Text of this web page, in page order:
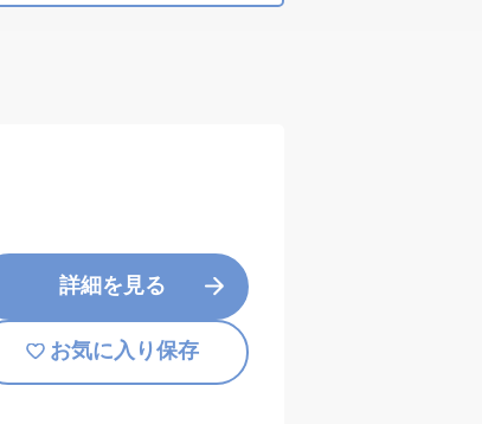
詳細を見る
お気に入り保存